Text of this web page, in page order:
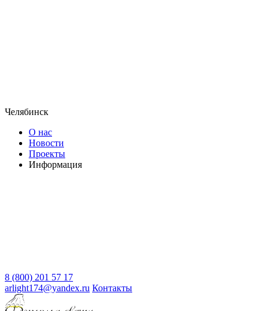
Челябинск
О нас
Новости
Проекты
Информация
8 (800) 201 57 17
arlight174@yandex.ru Контакты